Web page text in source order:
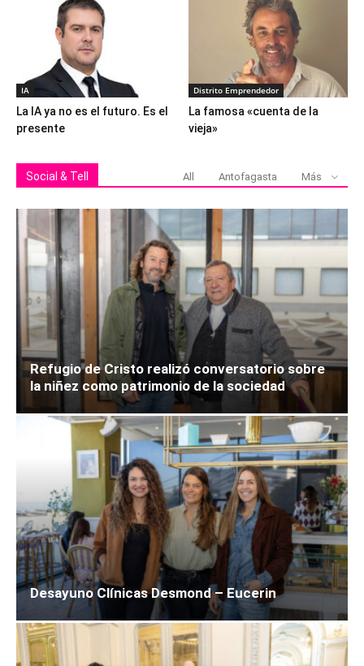
IA
La IA ya no es el futuro. Es el
presente
Distrito Emprendedor
La famosa «cuenta de la
vieja»
Social & Tell All Antofagasta Más
Refugio de Cristo realizó conversatorio sobre
la niñez como patrimonio de la sociedad
Desayuno Clínicas Desmond – Eucerin